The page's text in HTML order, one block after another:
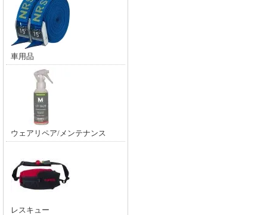
車用品
ウェアリペア/メンテナンス
レスキュー